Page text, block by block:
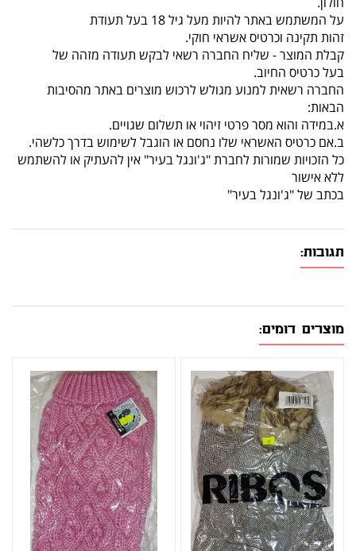
על המשתמש באתר להיות מעל גיל 18 בעל תעודת
זהות תקינה וכרטיס אשראי חוקי.
קבלת המוצר - שליח החברה רשאי לבקש תעודה מזהה של
בעל כרטיס החיוב.
החברה רשאית למנוע מגולש לרכוש מוצרים באתר מהסיבות
הבאות:
א.במידה והוא מסר פרטי זיהוי או תשלום שגויים.
ב.אם כרטיס האשראי שלו נחסם או הוגבל לשימוש בדרך כלשהי.
כל הזכויות שמורות לחברת "ג'ונגל בעיר" אין להעתיק או להשתמש
ללא אישור
בכתב של "ג'ונגל בעיר"
תגובות:
מוצרים דומים: